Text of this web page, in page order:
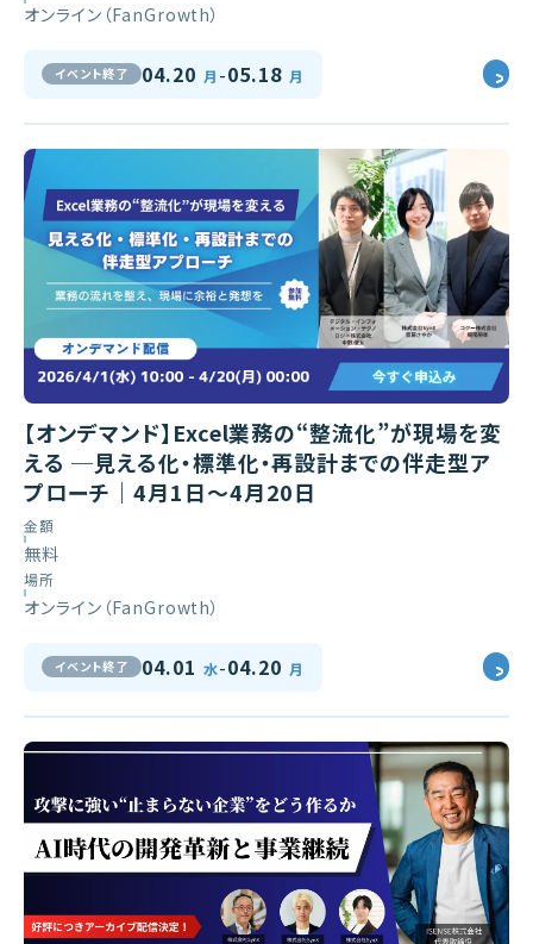
オンライン（FanGrowth）
イベント終了 04.20 月 -05.18 月
【オンデマンド】Excel業務の“整流化”が現場を変
える ─見える化・標準化・再設計までの伴走型ア
プローチ｜4月1日～4月20日
金額
無料
場所
オンライン（FanGrowth）
イベント終了 04.01 水-04.20 月